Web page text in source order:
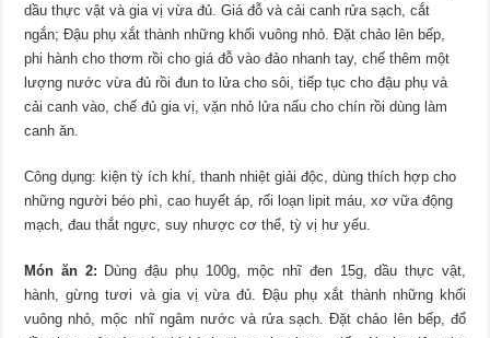
dầu thực vật và gia vị vừa đủ. Giá đỗ và cải canh rửa sạch, cắt
ngắn; Đậu phụ xắt thành những khối vuông nhỏ. Đặt chảo lên bếp,
phi hành cho thơm rồi cho giá đỗ vào đảo nhanh tay, chế thêm một
lượng nước vừa đủ rồi đun to lửa cho sôi, tiếp tục cho đậu phụ và
cải canh vào, chế đủ gia vị, vặn nhỏ lửa nấu cho chín rồi dùng làm
canh ăn.
Công dụng: kiện tỳ ích khí, thanh nhiệt giải độc, dùng thích hợp cho
những người béo phì, cao huyết áp, rối loạn lipit máu, xơ vữa động
mạch, đau thắt ngực, suy nhược cơ thể, tỳ vị hư yếu.
Món ăn 2: Dùng đậu phụ 100g, mộc nhĩ đen 15g, dầu thực vật,
hành, gừng tươi và gia vị vừa đủ. Đậu phụ xắt thành những khối
vuông nhỏ, mộc nhĩ ngâm nước và rửa sạch. Đặt chảo lên bếp, đổ